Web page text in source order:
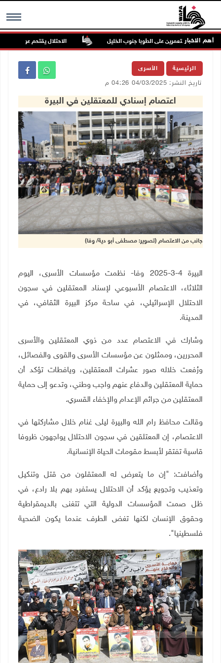
MENU أهم الاخبار
للمستعمرين على الطوبا جنوب الخليل الاحتلال يقتحم عورتا جنوب
الرئيسية الأسرى
تاريخ النشر: 04/03/2025 04:26 م
اعتصام إسنادي للمعتقلين في البيرة
جانب من الاعتصام (تصوير: مصطفى أبو دية/ وفا)
البيرة 4-3-2025 وفا- نظمت مؤسسات الأسرى، اليوم
الثلاثاء، الاعتصام الأسبوعي لإسناد المعتقلين في سجون
الاحتلال الإسرائيلي، في ساحة مركز البيرة الثقافي، في
المدينة.
وشارك في الاعتصام عدد من ذوي المعتقلين والأسرى
المحررين، وممثلون عن مؤسسات الأسرى والقوى والفصائل،
ورُفعت خلاله صور عشرات المعتقلين، ويافطات تؤكد أن
حماية المعتقلين والدفاع عنهم واجب وطني، وتدعو إلى حماية
المعتقلين من جرائم الإعدام والإخفاء القسري.
وقالت محافظ رام الله والبيرة ليلى غنام خلال مشاركتها في
الاعتصام، إن المعتلقين في سجون الاحتلال يواجهون ظروفا
قاسية تفتقر لأبسط مقومات الحياة الإنسانية.
وأضافت: "إن ما يتعرض له المعتقلون من قتل وتنكيل
وتعذيب وتجويع يؤكد أن الاحتلال يستفرد بهم بلا رادع، في
ظل صمت المؤسسات الدولية التي تتغنى بالديمقراطية
وحقوق الإنسان لكنها تغض الطرف عندما يكون الضحية
فلسطينيا".